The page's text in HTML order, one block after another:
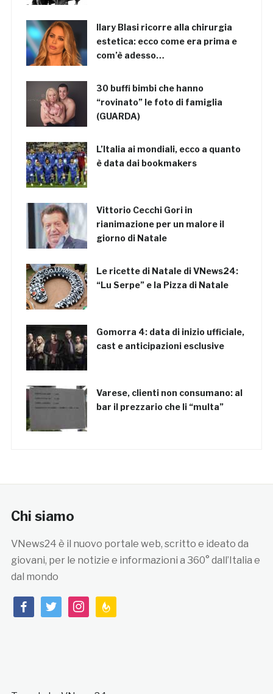
Ilary Blasi ricorre alla chirurgia
estetica: ecco come era prima e
com’è adesso…
30 buffi bimbi che hanno
“rovinato” le foto di famiglia
(GUARDA)
L’Italia ai mondiali, ecco a quanto
è data dai bookmakers
Vittorio Cecchi Gori in
rianimazione per un malore il
giorno di Natale
Le ricette di Natale di VNews24:
“Lu Serpe” e la Pizza di Natale
Gomorra 4: data di inizio ufficiale,
cast e anticipazioni esclusive
Varese, clienti non consumano: al
bar il prezzario che li “multa”
Chi siamo
VNews24 è il nuovo portale web, scritto e ideato da
giovani, per le notizie e informazioni a 360° dall’Italia e
dal mondo
facebooktwitterinstagramfeedburner